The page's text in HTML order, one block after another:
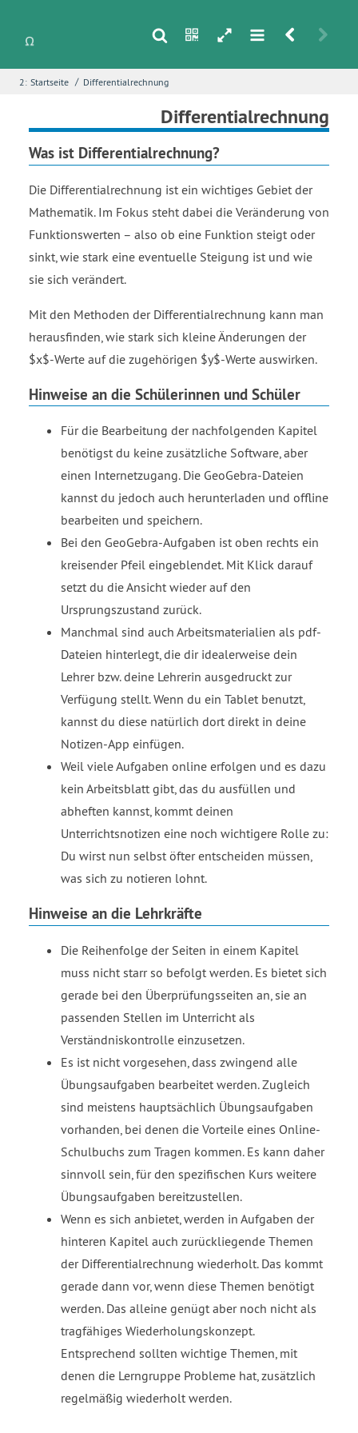
s n h m r u
2: Startseite / Differentialrechnung
Differentialrechnung
Was ist Differentialrechnung?
Die Differentialrechnung ist ein wichtiges Gebiet der
Mathematik. Im Fokus steht dabei die Veränderung von
Funktionswerten – also ob eine Funktion steigt oder
sinkt, wie stark eine eventuelle Steigung ist und wie
sie sich verändert.
Mit den Methoden der Differentialrechnung kann man
herausfinden, wie stark sich kleine Änderungen der
$x$-Werte auf die zugehörigen $y$-Werte auswirken.
Hinweise an die Schülerinnen und Schüler
Für die Bearbeitung der nachfolgenden Kapitel
benötigst du keine zusätzliche Software, aber
einen Internetzugang. Die GeoGebra-Dateien
kannst du jedoch auch herunterladen und offline
bearbeiten und speichern.
Bei den GeoGebra-Aufgaben ist oben rechts ein
kreisender Pfeil eingeblendet. Mit Klick darauf
setzt du die Ansicht wieder auf den
Ursprungszustand zurück.
Manchmal sind auch Arbeitsmaterialien als pdf-
Dateien hinterlegt, die dir idealerweise dein
Lehrer bzw. deine Lehrerin ausgedruckt zur
Verfügung stellt. Wenn du ein Tablet benutzt,
kannst du diese natürlich dort direkt in deine
Notizen-App einfügen.
Weil viele Aufgaben online erfolgen und es dazu
kein Arbeitsblatt gibt, das du ausfüllen und
abheften kannst, kommt deinen
Unterrichtsnotizen eine noch wichtigere Rolle zu:
Du wirst nun selbst öfter entscheiden müssen,
was sich zu notieren lohnt.
Hinweise an die Lehrkräfte
Die Reihenfolge der Seiten in einem Kapitel
muss nicht starr so befolgt werden. Es bietet sich
gerade bei den Überprüfungsseiten an, sie an
passenden Stellen im Unterricht als
Verständniskontrolle einzusetzen.
Es ist nicht vorgesehen, dass zwingend alle
Übungsaufgaben bearbeitet werden. Zugleich
sind meistens hauptsächlich Übungsaufgaben
vorhanden, bei denen die Vorteile eines Online-
Schulbuchs zum Tragen kommen. Es kann daher
sinnvoll sein, für den spezifischen Kurs weitere
Übungsaufgaben bereitzustellen.
Wenn es sich anbietet, werden in Aufgaben der
hinteren Kapitel auch zurückliegende Themen
der Differentialrechnung wiederholt. Das kommt
gerade dann vor, wenn diese Themen benötigt
werden. Das alleine genügt aber noch nicht als
tragfähiges Wiederholungskonzept.
Entsprechend sollten wichtige Themen, mit
denen die Lerngruppe Probleme hat, zusätzlich
regelmäßig wiederholt werden.
Seite*